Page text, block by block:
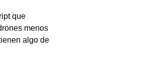
que
menos
algo de